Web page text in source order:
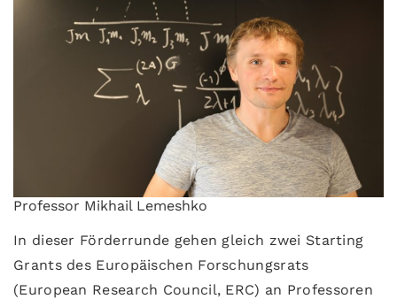
Professor Mikhail Lemeshko
In dieser Förderrunde gehen gleich zwei Starting
Grants des Europäischen Forschungsrats
(European Research Council, ERC) an Professoren